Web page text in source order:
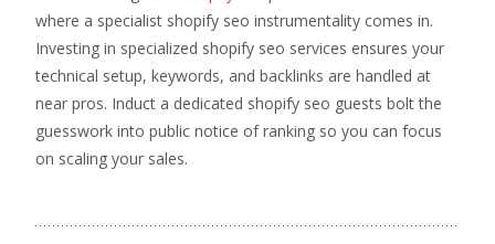
where a specialist shopify seo instrumentality comes in.
Investing in specialized shopify seo services ensures your
technical setup, keywords, and backlinks are handled at
near pros. Induct a dedicated shopify seo guests bolt the
guesswork into public notice of ranking so you can focus
on scaling your sales.